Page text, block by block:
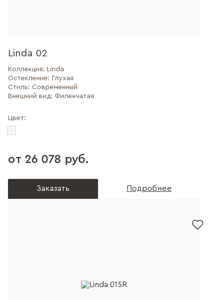
Linda 02
Коллекция: Linda
Остекление: Глухая
Стиль: Современный
Внешний вид: Филенчатая
Цвет:
от 26 078 руб.
Заказать Подробнее